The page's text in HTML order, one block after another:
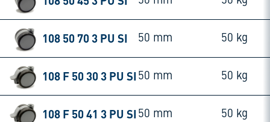
108 50 70 3 PU SI 50 mm 50 kg
108 F 50 30 3 PU SI 50 mm 50 kg
108 F 50 41 3 PU SI 50 mm 50 kg